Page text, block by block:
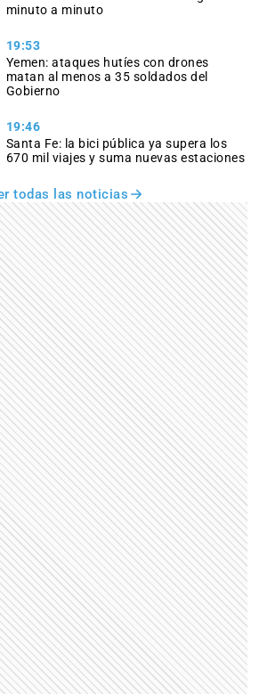
minuto a minuto
19:53
Yemen: ataques hutíes con drones
matan al menos a 35 soldados del
Gobierno
19:46
Santa Fe: la bici pública ya supera los
670 mil viajes y suma nuevas estaciones
todas las noticias